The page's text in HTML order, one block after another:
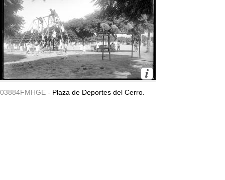
03884FMHGE - Plaza de Deportes del Cerro.